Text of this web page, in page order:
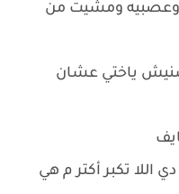
وعصبيه ومشيت من
ياختي عشان
اللا تكبر أكتر م هي